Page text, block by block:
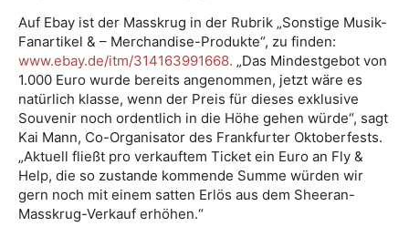
Auf Ebay ist der Masskrug in der Rubrik „Sonstige Musik-
Fanartikel & – Merchandise-Produkte“, zu finden:
www.ebay.de/itm/314163991668. „Das Mindestgebot von
1.000 Euro wurde bereits angenommen, jetzt wäre es
natürlich klasse, wenn der Preis für dieses exklusive
Souvenir noch ordentlich in die Höhe gehen würde“, sagt
Kai Mann, Co-Organisator des Frankfurter Oktoberfests.
„Aktuell fließt pro verkauftem Ticket ein Euro an Fly &
Help, die so zustande kommende Summe würden wir
gern noch mit einem satten Erlös aus dem Sheeran-
Masskrug-Verkauf erhöhen.“